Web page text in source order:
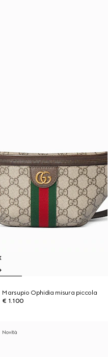
Marsupio Ophidia misura piccola
€ 1.100
Novità